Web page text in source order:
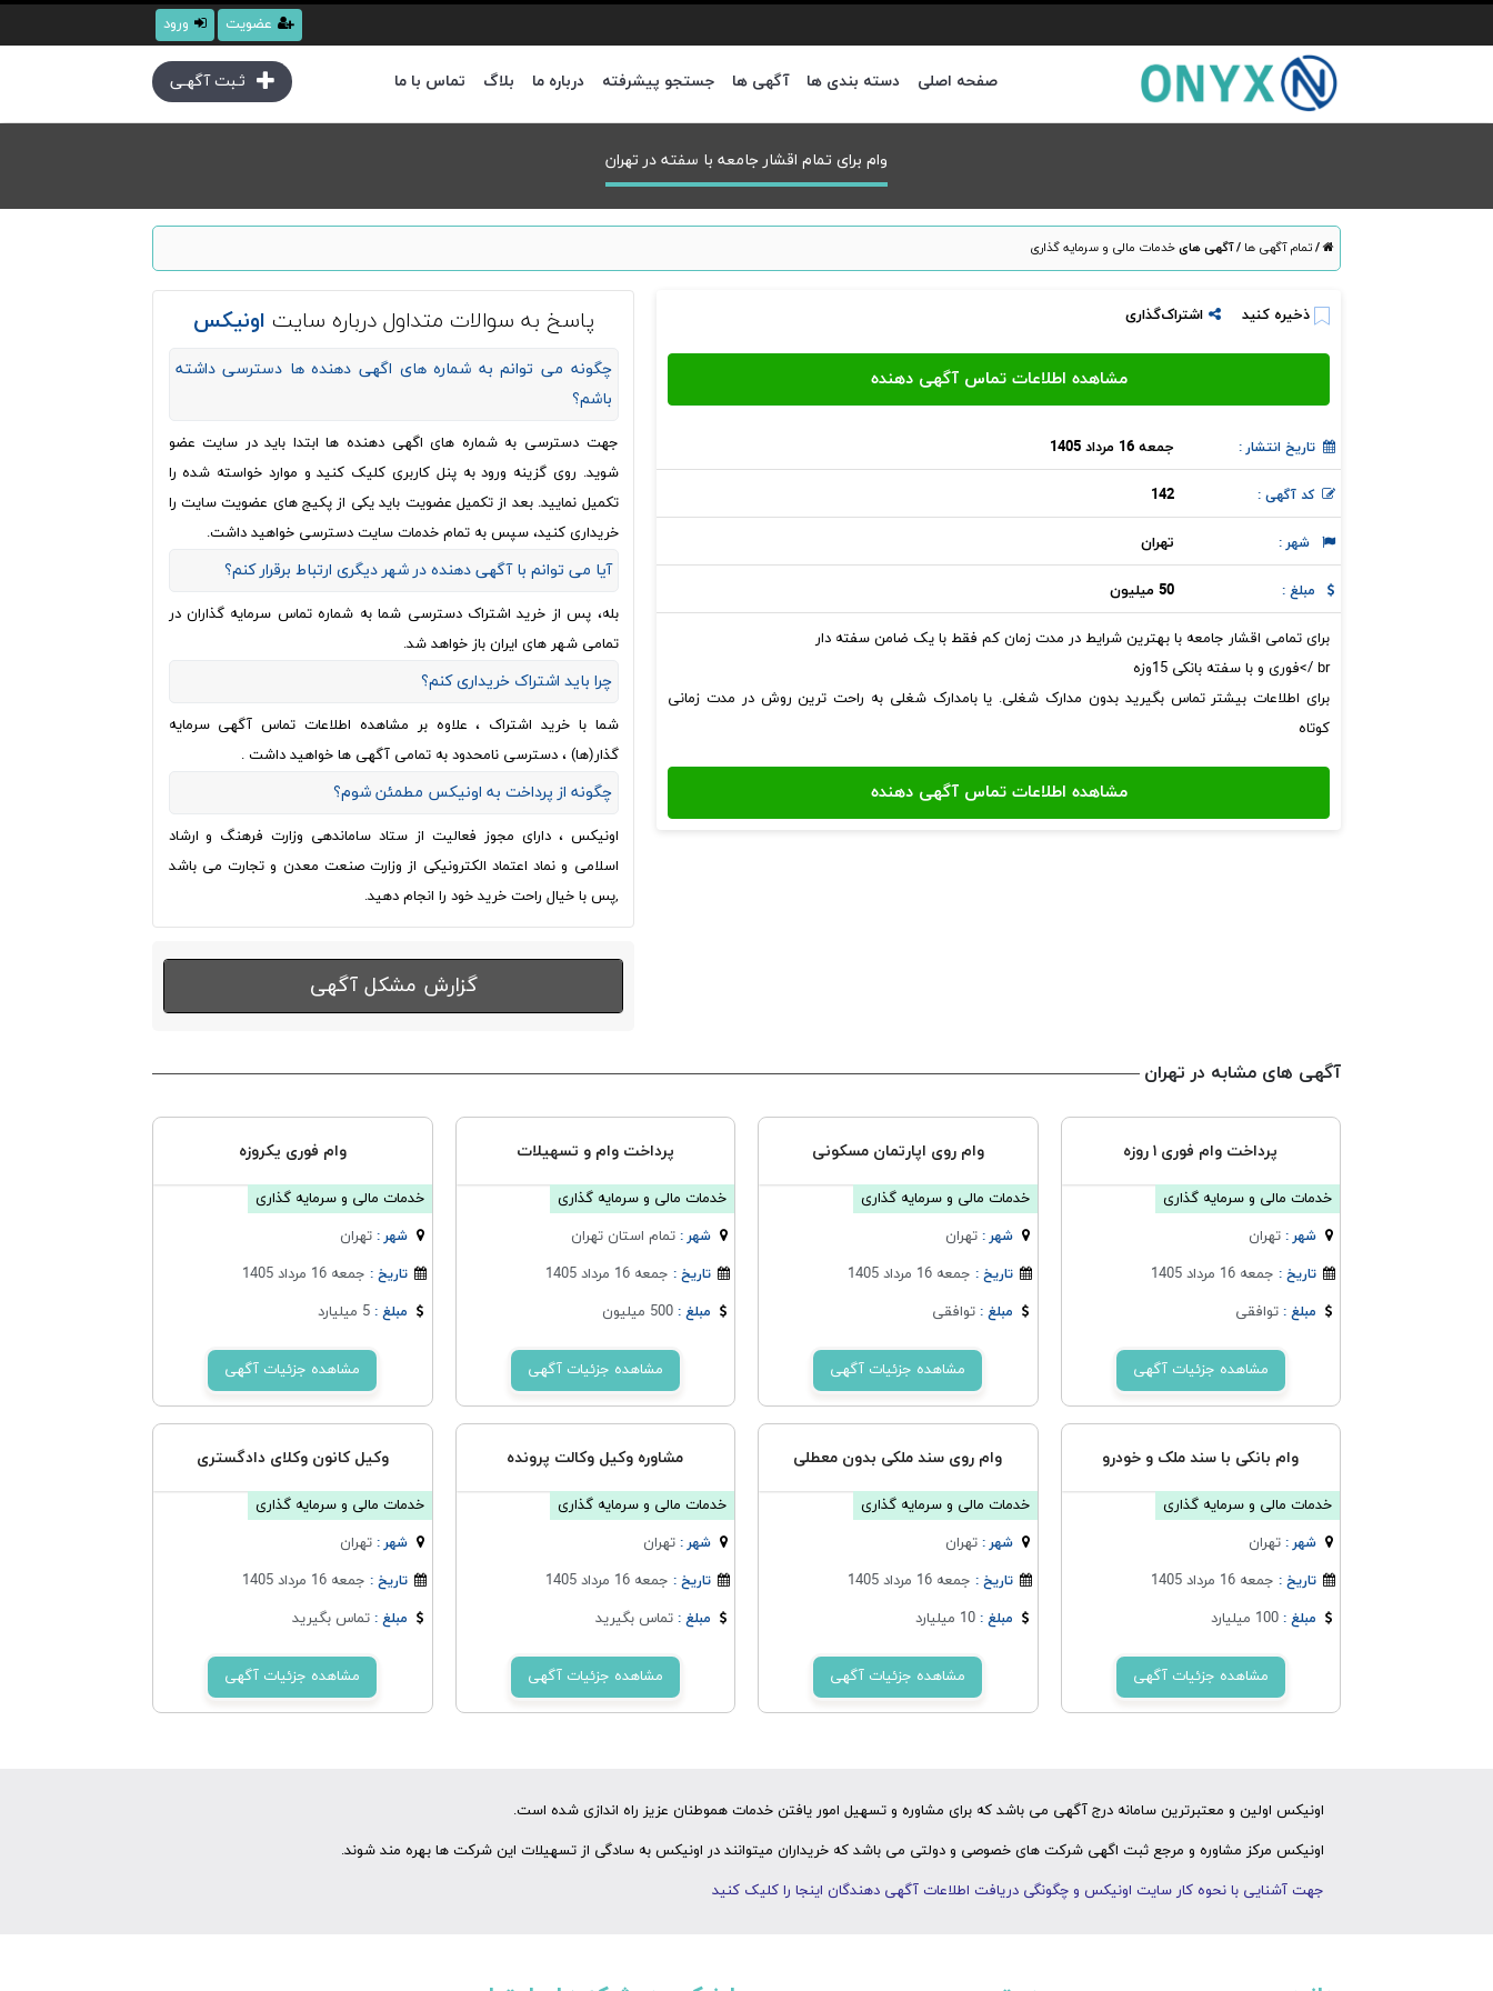
ورود عضویت
ثـبت آگهـی صفحه اصلی دسته بندی ها آگهی ها جستجو پیشرفته درباره ما بلاگ تماس با ما
وام برای تمام اقشار جامعه با سفته در تهران
/تمام آگهی ها /آگهی هایخدمات مالی و سرمایه گذاری
ذخیره کنید اشتراک‌گذاری
تاریخ انتشار : جمعه 16 مرداد 1405
کد آگهی : 142
شهر : تهران
مبلغ : 50 میلیون
برای تمامی اقشار جامعه با بهترین شرایط در مدت زمان کم فقط با یک ضامن سفته دار
br />فوری و با سفته بانکی 15وزه
برای اطلاعات بیشتر تماس بگیرید بدون مدارک شغلی. یا بامدارک شغلی به راحت ترین روش در مدت زمانی
کوتاه
پاسخ به سوالات متداول درباره سایت اونیکس
چگونه می توانم به شماره های اگهی دهنده ها دسترسی داشته
باشم؟
جهت دسترسی به شماره های اگهی دهنده ها ابتدا باید در سایت عضو
شوید. روی گزینه ورود به پنل کاربری کلیک کنید و موارد خواسته شده را
تکمیل نمایید. بعد از تکمیل عضویت باید یکی از پکیج های عضویت سایت را
خریداری کنید، سپس به تمام خدمات سایت دسترسی خواهید داشت.
آیا می توانم با آگهی دهنده در شهر دیگری ارتباط برقرار کنم؟
بله، پس از خرید اشتراک دسترسی شما به شماره تماس سرمایه گذاران در
تمامی شهر های ایران باز خواهد شد.
چرا باید اشتراک خریداری کنم؟
شما با خرید اشتراک ، علاوه بر مشاهده اطلاعات تماس آگهی سرمایه
گذار(ها) ، دسترسی نامحدود به تمامی آگهی ها خواهید داشت .
چگونه از پرداخت به اونیکس مطمئن شوم؟
اونیکس ، دارای مجوز فعالیت از ستاد ساماندهی وزارت فرهنگ و ارشاد
اسلامی و نماد اعتماد الکترونیکی از وزارت صنعت معدن و تجارت می باشد
,پس با خیال راحت خرید خود را انجام دهید.
گزارش مشکل آگهی
آگهی های مشابه در تهران
پرداخت وام فوری ۱ روزه
خدمات مالی و سرمایه گذاری
شهر :تهران
تاریخ : جمعه 16 مرداد 1405
مبلغ :توافقی
مشاهده جزئیات آگهی
وام روی اپارتمان مسکونی
خدمات مالی و سرمایه گذاری
شهر : تهران
تاریخ : جمعه 16 مرداد 1405
مبلغ : توافقی
مشاهده جزئیات آگهی
پرداخت وام و تسهیلات
خدمات مالی و سرمایه گذاری
شهر :تمام استان تهران
تاریخ : جمعه 16 مرداد 1405
مبلغ :500 میلیون
مشاهده جزئیات آگهی
وام فوری یکروزه
خدمات مالی و سرمایه گذاری
شهر : تهران
تاریخ : جمعه 16 مرداد 1405
مبلغ : 5 میلیارد
مشاهده جزئیات آگهی
وام بانکی با سند ملک و خودرو
خدمات مالی و سرمایه گذاری
شهر :تهران
تاریخ : جمعه 16 مرداد 1405
مبلغ :100 میلیارد
مشاهده جزئیات آگهی
وام روی سند ملکی بدون معطلی
خدمات مالی و سرمایه گذاری
شهر : تهران
تاریخ : جمعه 16 مرداد 1405
مبلغ : 10 میلیارد
مشاهده جزئیات آگهی
مشاوره وکیل وکالت پرونده
خدمات مالی و سرمایه گذاری
شهر :تهران
تاریخ : جمعه 16 مرداد 1405
مبلغ :تماس بگیرید
مشاهده جزئیات آگهی
وکیل کانون وکلای دادگستری
خدمات مالی و سرمایه گذاری
شهر : تهران
تاریخ : جمعه 16 مرداد 1405
مبلغ : تماس بگیرید
مشاهده جزئیات آگهی
اونیکس اولین و معتبرترین سامانه درج آگهی می باشد که برای مشاوره و تسهیل امور یافتن خدمات هموطنان عزیز راه اندازی شده است.
اونیکس مرکز مشاوره و مرجع ثبت اگهی شرکت های خصوصی و دولتی می باشد که خریداران میتوانند در اونیکس به سادگی از تسهیلات این شرکت ها بهره مند شوند.
جهت آشنایی با نحوه کار سایت اونیکس و چگونگی دریافت اطلاعات آگهی دهندگان اینجا را کلیک کنید